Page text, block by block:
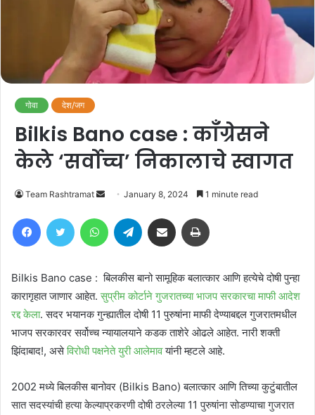
गोवा देश/जग
Bilkis Bano case : काँग्रेसने
केले ‘सर्वोच्च’ निकालाचे स्वागत
Team Rashtramat
Send
email
January 8, 2024 1 minute read
FacebookTwitter WhatsAppTelegram Share via Email
Bilkis Bano case : बिलकीस बानो सामूहिक बलात्कार आणि हत्येचे दोषी पुन्हा
कारागृहात जाणार आहेत.सुप्रीम कोर्टाने गुजरातच्या भाजप सरकारचा माफी आदेश
रद्द केला. सदर भयानक गुन्ह्यातील दोषी 11 पुरुषांना माफी देण्याबद्दल गुजरातमधील
भाजप सरकारवर सर्वोच्च न्यायालयाने कडक ताशेरे ओढले आहेत. नारी शक्ती
झिंदाबाद!, असेविरोधी पक्षनेते युरी आलेमावयांनी म्हटले आहे.
2002 मध्ये बिलकीस बानोवर (Bilkis Bano) बलात्कार आणि तिच्या कुटुंबातील
सात सदस्यांची हत्या केल्याप्रकरणी दोषी ठरलेल्या 11 पुरुषांना सोडण्याचा गुजरात